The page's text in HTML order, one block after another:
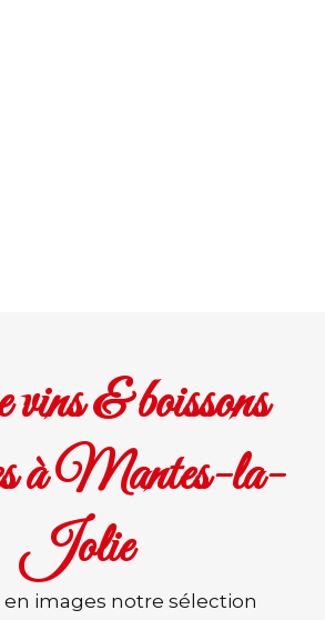
& boissons
à Mantes-la-
Jolie
en images notre sélection